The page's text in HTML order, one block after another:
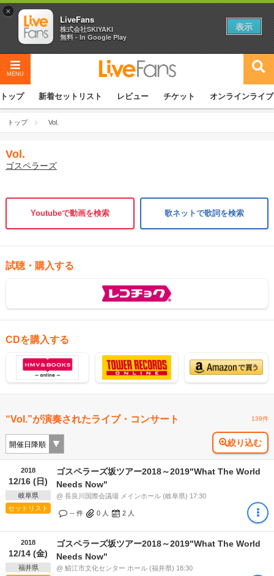
MENU
トップ 新着セットリスト レビュー チケット オンラインライブ
トップ Vol.
Vol.
ゴスペラーズ
Youtubeで動画を検索 歌ネットで歌詞を検索
試聴・購入する
CDを購入する
“Vol.”が演奏されたライブ・コンサート 139件
絞り込む
2018
12/16 (日)
岐阜県
セットリスト
ゴスペラーズ坂ツアー2018～2019"What The World
Needs Now"
@ 長良川国際会議場 メインホール (岐阜県) 17:30
-- 件 0 人 2 人
2018
12/14 (金)
福井県
ゴスペラーズ坂ツアー2018～2019"What The World
Needs Now"
@ 鯖江市文化センター ホール (福井県) 18:30
×
LiveFans
株式会社SKIYAKI
無料 - In Google Play
表示